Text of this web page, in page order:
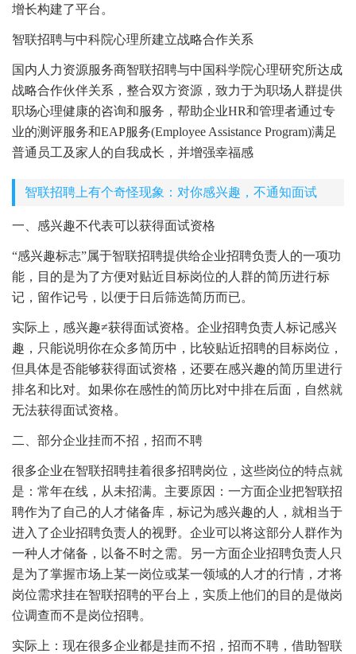
增长构建了平台。
智联招聘与中科院心理所建立战略合作关系
国内人力资源服务商智联招聘与中国科学院心理研究所达成
战略合作伙伴关系，整合双方资源，致力于为职场人群提供
职场心理健康的咨询和服务，帮助企业HR和管理者通过专
业的测评服务和EAP服务(Employee Assistance Program)满足
普通员工及家人的自我成长，并增强幸福感
智联招聘上有个奇怪现象：对你感兴趣，不通知面试
一、感兴趣不代表可以获得面试资格
“感兴趣标志”属于智联招聘提供给企业招聘负责人的一项功
能，目的是为了方便对贴近目标岗位的人群的简历进行标
记，留作记号，以便于日后筛选简历而已。
实际上，感兴趣≠获得面试资格。企业招聘负责人标记感兴
趣，只能说明你在众多简历中，比较贴近招聘的目标岗位，
但具体是否能够获得面试资格，还要在感兴趣的简历里进行
排名和比对。如果你在感性的简历比对中排在后面，自然就
无法获得面试资格。
二、部分企业挂而不招，招而不聘
很多企业在智联招聘挂着很多招聘岗位，这些岗位的特点就
是：常年在线，从未招满。主要原因：一方面企业把智联招
聘作为了自己的人才储备库，标记为感兴趣的人，就相当于
进入了企业招聘负责人的视野。企业可以将这部分人群作为
一种人才储备，以备不时之需。另一方面企业招聘负责人只
是为了掌握市场上某一岗位或某一领域的人才的行情，才将
岗位需求挂在智联招聘的平台上，实质上他们的目的是做岗
位调查而不是岗位招聘。
实际上：现在很多企业都是挂而不招，招而不聘，借助智联